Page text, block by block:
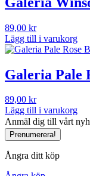
89,00 kr
Lägg till i varukorg
Galeria Pale
89,00 kr
Lägg till i varukorg
Anmäl dig till vårt
Prenumerera!
Ångra ditt köp